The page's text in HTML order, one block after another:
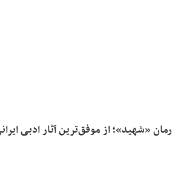
رمان «شهید»؛ از موفق‌ترین آثار ادبی